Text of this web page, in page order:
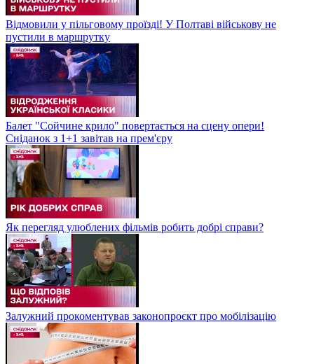
Відмовили у пільговому проїзді! У Полтаві військову не
пустили в маршрутку
Балет "Сойчине крило" повертається на сцену опери!
Сніданок з 1+1 завітав на прем'єру
Як перегляд улюблених фільмів робить добрі справи?
Залужний прокоментував законопроєкт про мобілізацію